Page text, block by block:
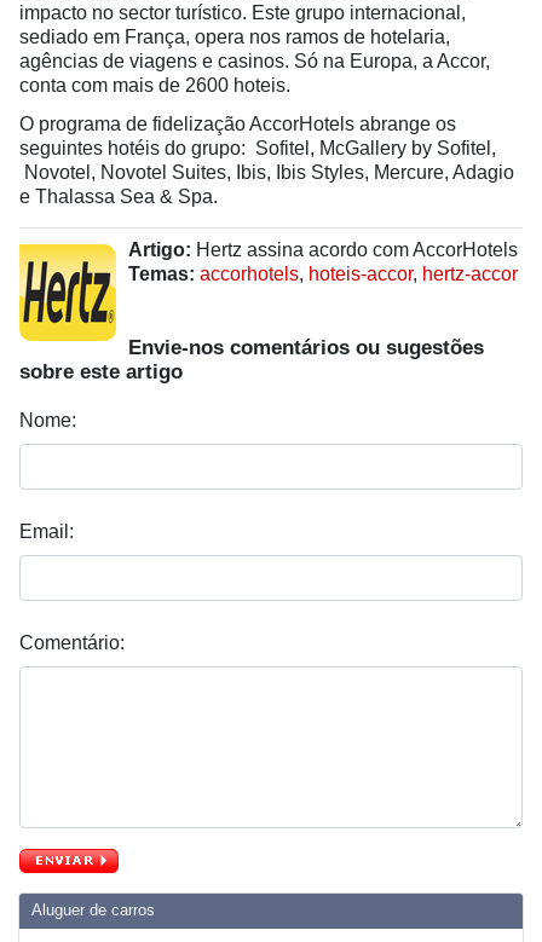
Aluguer de carros
impacto no sector turístico. Este grupo internacional,
sediado em França, opera nos ramos de hotelaria,
agências de viagens e casinos. Só na Europa, a Accor,
conta com mais de 2600 hoteis.
O programa de fidelização AccorHotels abrange os
seguintes hotéis do grupo: Sofitel, McGallery by Sofitel,
Novotel, Novotel Suites, Ibis, Ibis Styles, Mercure, Adagio
e Thalassa Sea & Spa.
Artigo: Hertz assina acordo com AccorHotels
Temas: accorhotels, hoteis-accor, hertz-accor
Envie-nos comentários ou sugestões
sobre este artigo
Nome:
Email:
Comentário: